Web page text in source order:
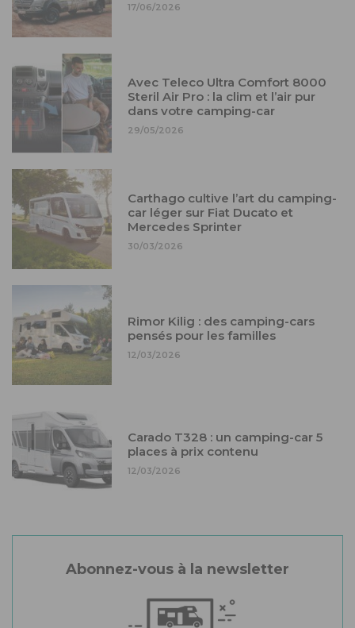
17/06/2026
Avec Teleco Ultra Comfort 8000
Steril Air Pro : la clim et l’air pur
dans votre camping-car
29/05/2026
Carthago cultive l’art du camping-
car léger sur Fiat Ducato et
Mercedes Sprinter
30/03/2026
Rimor Kilig : des camping-cars
pensés pour les familles
12/03/2026
Carado T328 : un camping-car 5
places à prix contenu
12/03/2026
Abonnez-vous à la newsletter